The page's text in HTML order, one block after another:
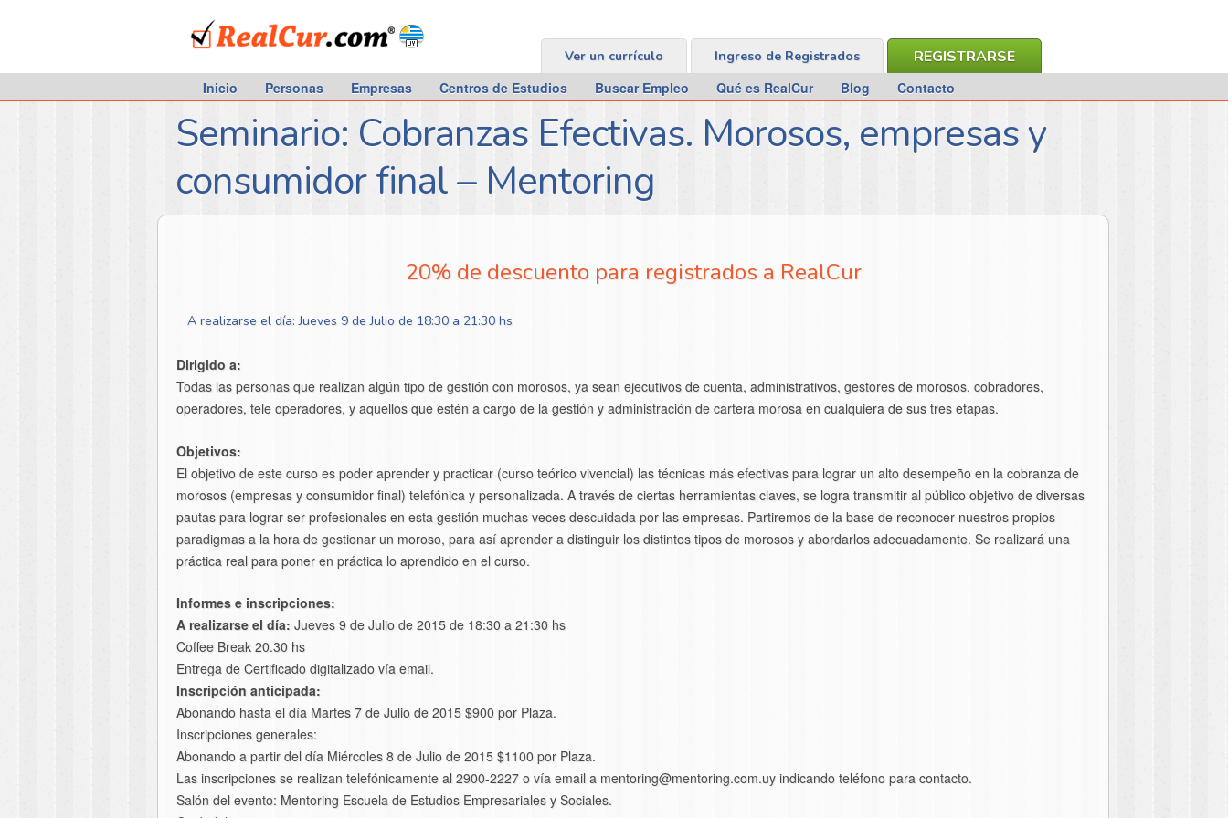
RealCur.com
REGISTRARSE
Ingreso de Registrados
Ver un currículo
Inicio Personas Empresas Centros de Estudios Buscar Empleo Qué es RealCur Blog Contacto
Seminario: Cobranzas Efectivas. Morosos, empresas y
consumidor final – Mentoring
20% de descuento para registrados a RealCur
A realizarse el día: Jueves 9 de Julio de 18:30 a 21:30 hs
Dirigido a:
Todas las personas que realizan algún tipo de gestión con morosos, ya sean ejecutivos de cuenta, administrativos, gestores de morosos, cobradores,
operadores, tele operadores, y aquellos que estén a cargo de la gestión y administración de cartera morosa en cualquiera de sus tres etapas.
Objetivos:
El objetivo de este curso es poder aprender y practicar (curso teórico vivencial) las técnicas más efectivas para lograr un alto desempeño en la cobranza de
morosos (empresas y consumidor final) telefónica y personalizada. A través de ciertas herramientas claves, se logra transmitir al público objetivo de diversas
pautas para lograr ser profesionales en esta gestión muchas veces descuidada por las empresas. Partiremos de la base de reconocer nuestros propios
paradigmas a la hora de gestionar un moroso, para así aprender a distinguir los distintos tipos de morosos y abordarlos adecuadamente. Se realizará una
práctica real para poner en práctica lo aprendido en el curso.
Informes e inscripciones:
A realizarse el día: Jueves 9 de Julio de 2015 de 18:30 a 21:30 hs
Coffee Break 20.30 hs
Entrega de Certificado digitalizado vía email.
Inscripción anticipada:
Abonando hasta el día Martes 7 de Julio de 2015 $900 por Plaza.
Inscripciones generales:
Abonando a partir del día Miércoles 8 de Julio de 2015 $1100 por Plaza.
Las inscripciones se realizan telefónicamente al 2900-2227 o vía email a mentoring@mentoring.com.uy indicando teléfono para contacto.
Salón del evento: Mentoring Escuela de Estudios Empresariales y Sociales.